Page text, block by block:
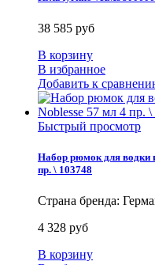
38 585 руб
В корзину
В избранное
Добавить к
Быстрый просмотр
Набор рюмок для водки
пр. \ 103748
Страна бренда:
4 328 руб
В корзину